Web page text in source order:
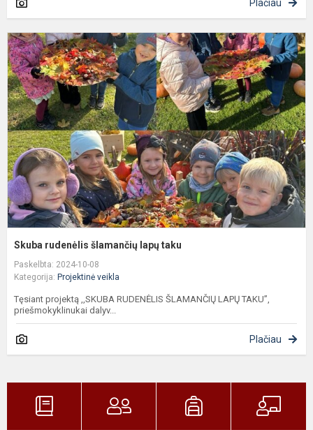
Plačiau
Skuba rudenėlis šlamančių lapų taku
Paskelbta: 2024-10-08
Kategorija: Projektinė veikla
Tęsiant projektą ,,SKUBA RUDENĖLIS ŠLAMANČIŲ LAPŲ TAKU”,
priešmokyklinukai dalyv...
Plačiau